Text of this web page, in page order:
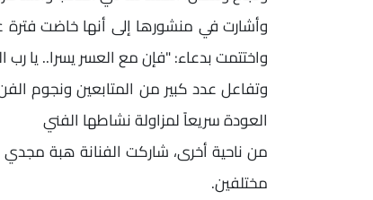
وأشارت في منشورها إلى أنها خاضت فترة
واختتمت بدعاء: "فإن مع العسر يسرا.. يا رب
وتفاعل عدد كبير من المتابعين ونجوم
العودة سريعاً لمزاولة نشاطها الفني
مختلفين.